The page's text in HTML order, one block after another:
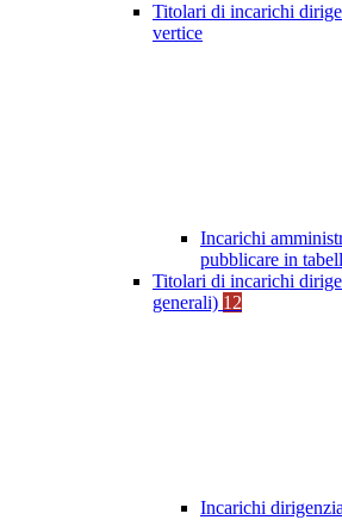
Titolari di incarichi
vertice
Incarichi
pubblicare in
Titolari di incarichi
generali) 12
Incarichi